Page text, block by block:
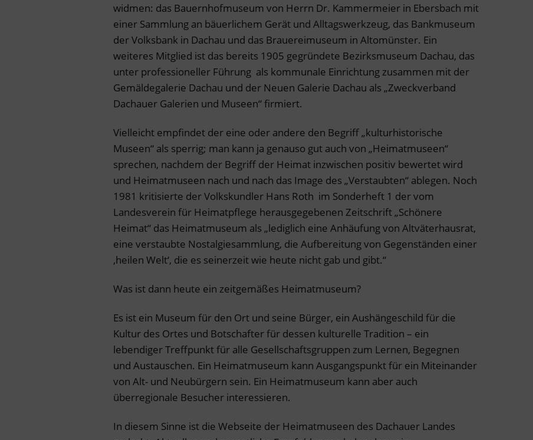
widmen: das Bauernhofmuseum von Herrn Dr. Kammermeier in Ebersbach mit
einer Sammlung an bäuerlichem Gerät und Alltagswerkzeug, das Bankmuseum
der Volksbank in Dachau und das Brauereimuseum in Altomünster. Ein
weiteres Mitglied ist das bereits 1905 gegründete Bezirksmuseum Dachau, das
unter professioneller Führung als kommunale Einrichtung zusammen mit der
Gemäldegalerie Dachau und der Neuen Galerie Dachau als „Zweckverband
Dachauer Galerien und Museen“ firmiert.
Vielleicht empfindet der eine oder andere den Begriff „kulturhistorische
Museen“ als sperrig; man kann ja genauso gut auch von „Heimatmuseen“
sprechen, nachdem der Begriff der Heimat inzwischen positiv bewertet wird
und Heimatmuseen nach und nach das Image des „Verstaubten“ ablegen. Noch
1981 kritisierte der Volkskundler Hans Roth im Sonderheft 1 der vom
Landesverein für Heimatpflege herausgegebenen Zeitschrift „Schönere
Heimat“ das Heimatmuseum als „lediglich eine Anhäufung von Altväterhausrat,
eine verstaubte Nostalgiesammlung, die Aufbereitung von Gegenständen einer
‚heilen Welt‘, die es seinerzeit wie heute nicht gab und gibt.“
Was ist dann heute ein zeitgemäßes Heimatmuseum?
Es ist ein Museum für den Ort und seine Bürger, ein Aushängeschild für die
Kultur des Ortes und Botschafter für dessen kulturelle Tradition – ein
lebendiger Treffpunkt für alle Gesellschaftsgruppen zum Lernen, Begegnen
und Austauschen. Ein Heimatmuseum kann Ausgangspunkt für ein Miteinander
von Alt- und Neubürgern sein. Ein Heimatmuseum kann aber auch
überregionale Besucher interessieren.
In diesem Sinne ist die Webseite der Heimatmuseen des Dachauer Landes